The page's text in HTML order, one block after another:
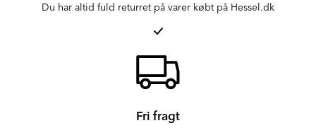
Du har altid fuld returret på varer købt på Hessel.dk
Fri fragt